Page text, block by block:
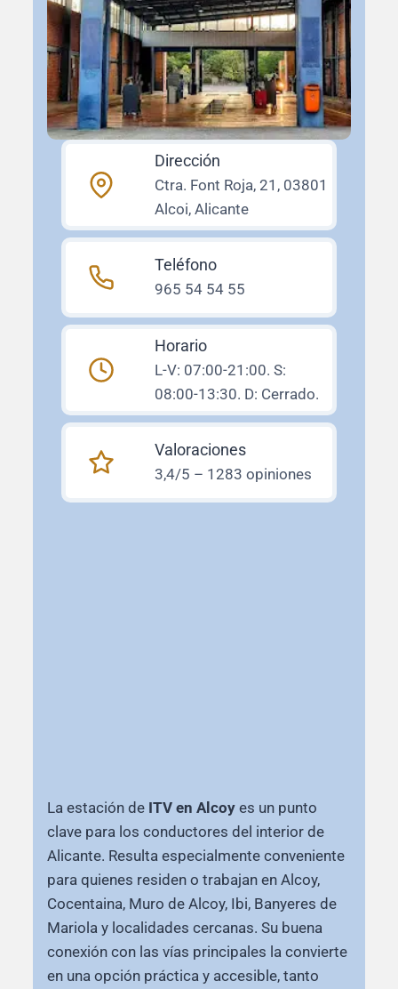
Dirección
Ctra. Font Roja, 21, 03801
Alcoi, Alicante
Teléfono
965 54 54 55
Horario
L-V: 07:00-21:00. S:
08:00-13:30. D: Cerrado.
Valoraciones
3,4/5 – 1283 opiniones
La estación deITV en Alcoy es un punto
clave para los conductores del interior de
Alicante. Resulta especialmente conveniente
para quienes residen o trabajan en Alcoy,
Cocentaina, Muro de Alcoy, Ibi, Banyeres de
Mariola y localidades cercanas. Su buena
conexión con las vías principales la convierte
en una opción práctica y accesible, tanto